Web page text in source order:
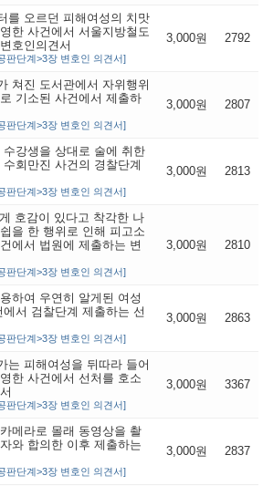
를 오르던 피해여성의 치맛
한 사건에서 서울지방철도
호인의견서
판단계>3장 변호인 의견서]
3,000원 2792
쳐진 도서관에서 자위행위
기소된 사건에서 제출하
판단계>3장 변호인 의견서]
3,000원 2807
강생을 상대로 술에 취한
회만진 사건의 경찰단계
판단계>3장 변호인 의견서]
3,000원 2813
호감이 있다고 착각한 나
을 한 행위로 인해 피고소
에서 법원에 제출하는 변
판단계>3장 변호인 의견서]
3,000원 2810
하여 우연히 알게된 여성
서 검찰단계 제출하는 선
판단계>3장 변호인 의견서]
3,000원 2863
는 피해여성을 뒤따라 들어
한 사건에서 선처를 호소
판단계>3장 변호인 의견서]
3,000원 3367
메라로 몰래 동영상을 촬
와 합의한 이후 제출하는
판단계>3장 변호인 의견서]
3,000원 2837